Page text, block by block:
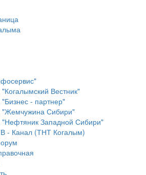
"Когалымский Вестник"
"Бизнес - партнер"
"Жемчужина Сибири"
"Нефтяник Западной Сибири"
- Канал (ТНТ Когалым)